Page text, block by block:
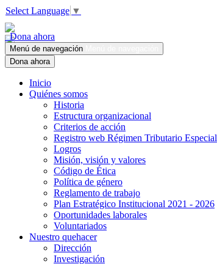
Select Language ▼
Dona ahora
Menú de navegación
Dona ahora
Inicio
Quiénes somos
Historia
Estructura organizacional
Criterios de acción
Registro web Régimen Tributario Especial
Logros
Misión, visión y valores
Código de Ética
Política de género
Reglamento de trabajo
Plan Estratégico Institucional 2021 - 2026
Oportunidades laborales
Voluntariados
Nuestro quehacer
Dirección
Investigación